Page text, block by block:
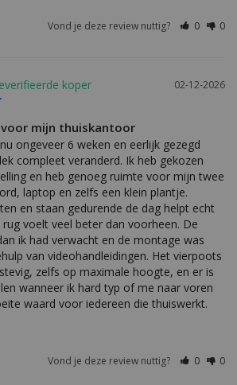
Vond je deze review nuttig? 0 0
02-12-2026
voor mijn thuiskantoor
ongeveer 6 weken en eerlijk gezegd
compleet veranderd. Ik heb gekozen
en heb genoeg ruimte voor mijn twee
laptop en zelfs een klein plantje.
en staan gedurende de dag helpt echt
voelt veel beter dan voorheen. De
ik had verwacht en de montage was
van videohandleidingen. Het vierpoots
zelfs op maximale hoogte, en er is
wanneer ik hard typ of me naar voren
waard voor iedereen die thuiswerkt.
Vond je deze review nuttig? 0 0